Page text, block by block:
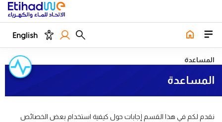
English
المساعدة
المساعدة
نقدم لكم في هذا القسم إجابات حول كيفية استخدام بعض الخصائص